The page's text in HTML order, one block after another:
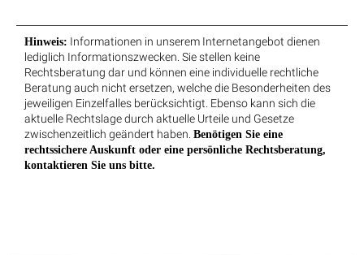
Hinweis: Informationen in unserem Internetangebot dienen
lediglich Informationszwecken. Sie stellen keine
Rechtsberatung dar und können eine individuelle rechtliche
Beratung auch nicht ersetzen, welche die Besonderheiten des
jeweiligen Einzelfalles berücksichtigt. Ebenso kann sich die
aktuelle Rechtslage durch aktuelle Urteile und Gesetze
zwischenzeitlich geändert haben. Benötigen Sie eine
rechtssichere Auskunft oder eine persönliche Rechtsberatung,
kontaktieren Sie uns bitte.